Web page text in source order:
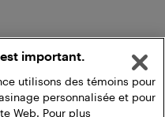
important.
utilisons des témoins pour
personnalisée et pour
Web. Pour plus